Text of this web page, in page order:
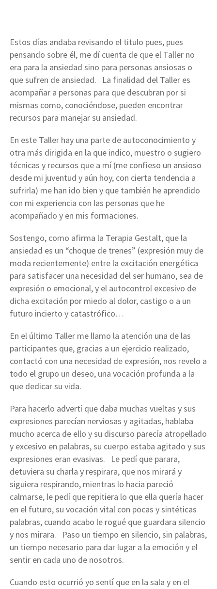
Estos días andaba revisando el titulo pues, pues
pensando sobre él, me dí cuenta de que el Taller no
era para la ansiedad sino para personas ansiosas o
que sufren de ansiedad. La finalidad del Taller es
acompañar a personas para que descubran por si
mismas como, conociéndose, pueden encontrar
recursos para manejar su ansiedad.
En este Taller hay una parte de autoconocimiento y
otra más dirigida en la que indico, muestro o sugiero
técnicas y recursos que a mí (me confieso un ansioso
desde mi juventud y aún hoy, con cierta tendencia a
sufrirla) me han ido bien y que también he aprendido
con mi experiencia con las personas que he
acompañado y en mis formaciones.
Sostengo, como afirma la Terapia Gestalt, que la
ansiedad es un “choque de trenes” (expresión muy de
moda recientemente) entre la excitación energética
para satisfacer una necesidad del ser humano, sea de
expresión o emocional, y el autocontrol excesivo de
dicha excitación por miedo al dolor, castigo o a un
futuro incierto y catastrófico…
En el último Taller me llamo la atención una de las
participantes que, gracias a un ejercicio realizado,
contactó con una necesidad de expresión, nos revelo a
todo el grupo un deseo, una vocación profunda a la
que dedicar su vida.
Para hacerlo advertí que daba muchas vueltas y sus
expresiones parecían nerviosas y agitadas, hablaba
mucho acerca de ello y su discurso parecía atropellado
y excesivo en palabras, su cuerpo estaba agitado y sus
expresiones eran evasivas. Le pedí que parara,
detuviera su charla y respirara, que nos mirará y
siguiera respirando, mientras lo hacia pareció
calmarse, le pedí que repitiera lo que ella quería hacer
en el futuro, su vocación vital con pocas y sintéticas
palabras, cuando acabo le rogué que guardara silencio
y nos mirara. Paso un tiempo en silencio, sin palabras,
un tiempo necesario para dar lugar a la emoción y el
sentir en cada uno de nosotros.
Cuando esto ocurrió yo sentí que en la sala y en el